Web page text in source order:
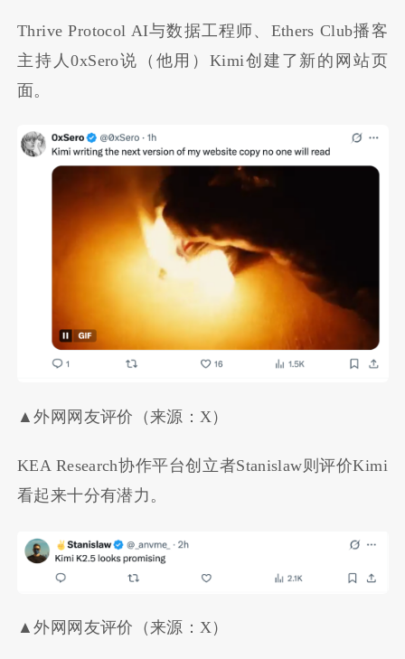
Thrive Protocol AI与数据工程师、Ethers Club播客
主持人0xSero说（他用）Kimi创建了新的网站页
面。
▲外网网友评价（来源：X）
KEA Research协作平台创立者Stanislaw则评价Kimi
看起来十分有潜力。
▲外网网友评价（来源：X）